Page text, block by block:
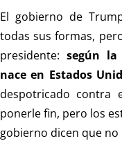
El gobierno de
todas sus formas,
presidente: según la
nace en Estados
despotricado contra
ponerle fin, pero los
gobierno dicen que no